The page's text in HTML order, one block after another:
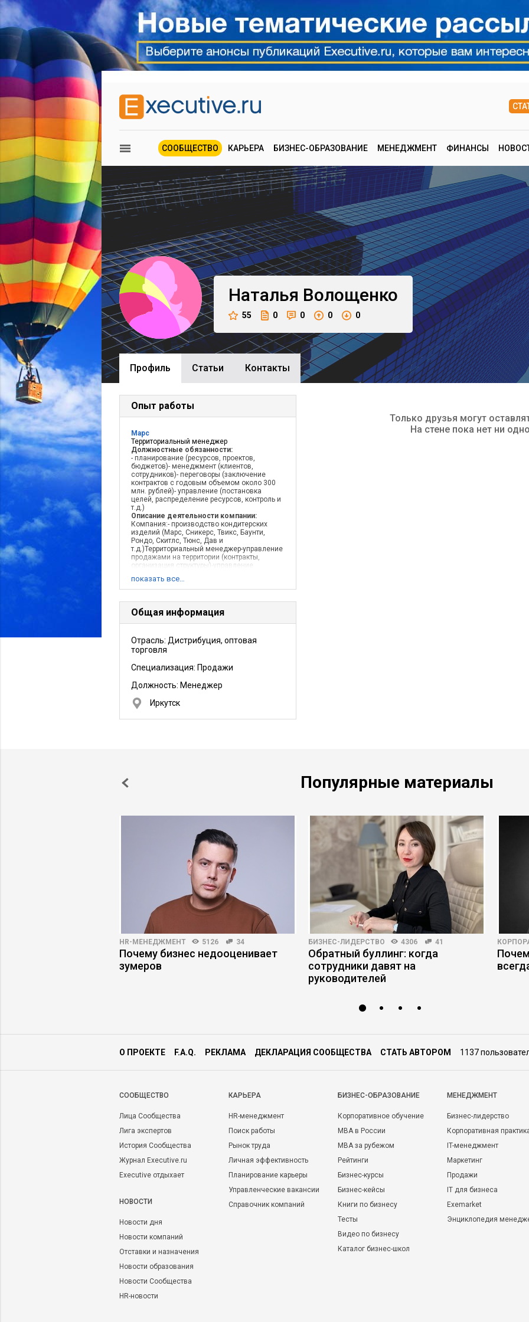
СООБЩЕСТВО КАРЬЕРА БИЗНЕС-ОБРАЗОВАНИЕ МЕНЕДЖМЕНТ ФИНАНСЫ
Наталья Волощенко
55 0 0 0 0
Профиль Cтатьи Контакты
Опыт работы
Марс
Территориальный менеджер
Должностные обязанности:
- планирование (ресурсов, проектов,
бюджетов)- менеджмент (клиентов,
сотрудников)- переговоры (заключение
контрактов с годовым объемом около 300
млн. рублей)- управление (постановка
целей, распределение ресурсов, контроль и
т.д.)
Описание деятельности компании:
Компания:- производство кондитерских
изделий (Марс, Сникерс, Твикс, Баунти,
Рондо, Скитлс, Тюнс, Дав и
т.д.)Территориальный менеджер-управление
продажами на территории (контракты,
организация структуры)-управление
показать все…
Общая информация
Отрасль: Дистрибуция, оптовая
торговля
Специализация: Продажи
Должность: Менеджер
Иркутск
Только друзья могут
На стене пока нет ни
Популярные материалы
HR-МЕНЕДЖМЕНТ 5126 34
Почему бизнес недооценивает
зумеров
БИЗНЕС-ЛИДЕРСТВО 4306 41
Обратный буллинг: когда
сотрудники давят на
руководителей
О ПРОЕКТЕ F.A.Q. РЕКЛАМА ДЕКЛАРАЦИЯ СООБЩЕСТВА СТАТЬ АВТОРОМ 1137
CООБЩЕСТВО
Лица Сообщества
Лига экспертов
История Сообщества
Журнал Executive.ru
Executive отдыхает
НОВОСТИ
Новости дня
Новости компаний
Отставки и назначения
Новости образования
Новости Сообщества
HR-новости
КАРЬЕРА
HR-менеджмент
Поиск работы
Рынок труда
Личная эффективность
Планирование карьеры
Управленческие вакансии
Справочник компаний
БИЗНЕС-ОБРАЗОВАНИЕ
Корпоративное обучение
MBA в России
MBA за рубежом
Рейтинги
Бизнес-курсы
Бизнес-кейсы
Книги по бизнесу
Тесты
Видео по бизнесу
Каталог бизнес-школ
МЕНЕДЖМЕНТ
Бизнес-лидерство
Корпоративная
IT-менеджмент
Маркетинг
Продажи
IT для бизнеса
Exemarket
Энциклопедия